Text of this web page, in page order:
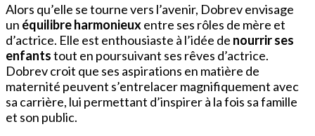
Alors qu’elle se tourne vers l’avenir, Dobrev envisage
un équilibre harmonieuxentre ses rôles de mère et
d’actrice. Elle est enthousiaste à l’idée de nourrir ses
enfantstout en poursuivant ses rêves d’actrice.
Dobrev croit que ses aspirations en matière de
maternité peuvent s’entrelacer magnifiquement avec
sa carrière, lui permettant d’inspirer à la fois sa famille
et son public.